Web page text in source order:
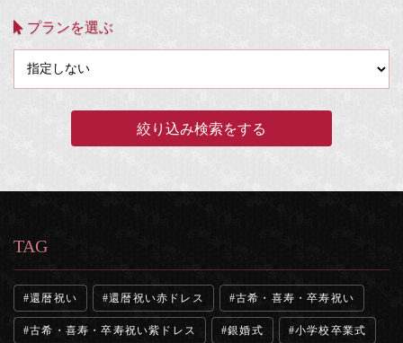
プランを選ぶ
TAG
還暦祝い 還暦祝い赤ドレス 古希・喜寿・卒寿祝い
古希・喜寿・卒寿祝い紫ドレス 銀婚式 小学校卒業式